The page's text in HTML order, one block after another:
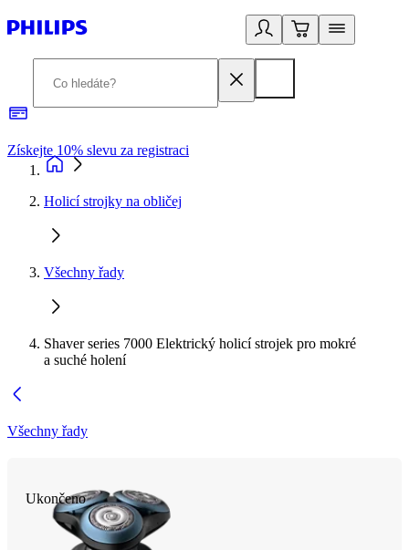
Získejte 10% slevu za registraci
Holicí strojky na obličej
Všechny řady
Shaver series 7000 Elektrický holicí strojek pro mokré
a suché holení
Všechny řady
Ukončeno